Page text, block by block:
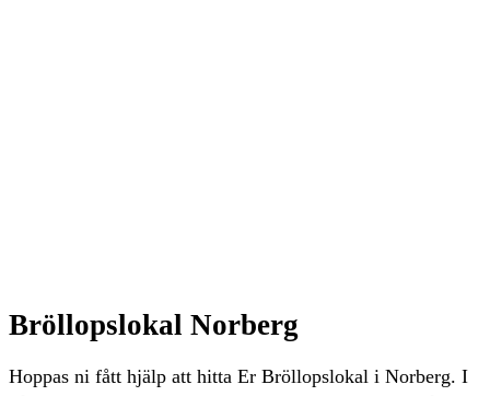
Bröllopslokal Norberg
Hoppas ni fått hjälp att hitta Er Bröllopslokal i Norberg. I